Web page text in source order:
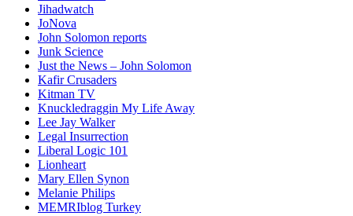
Jihadwatch
JoNova
John Solomon reports
Junk Science
Just the News – John Solomon
Kafir Crusaders
Kitman TV
Knuckledraggin My Life Away
Lee Jay Walker
Legal Insurrection
Liberal Logic 101
Lionheart
Mary Ellen Synon
Melanie Philips
MEMRIblog Turkey